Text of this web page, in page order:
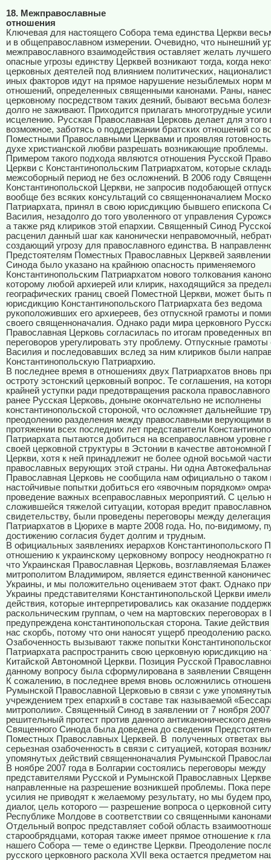
18. Межправославные
отношения
Ключевая для настоящего Собора тема единства Церкви
и в общеправославном измерении. Очевидно, что нынешний
межправославного взаимодействия оставляет желать
опасные угрозы единству Церквей возникают тогда, когда
церковных деятелей под влиянием политических,
иных факторов идут на прямое нарушение незыблемых норм
отношений, определенных священными канонами. Раны,
церковному посредством таких деяний, бывают весьма
долго не заживают. Приходится прилагать многотрудные
исцелению. Русская Православная Церковь делает для этого
возможное, заботясь о поддержании братских отношений со
Поместными Православными Церквами и проявляя
духе христианской любви разрешать возникающие проблемы.
Примером такого подхода являются отношения Русской
Церкви с Константинопольским Патриархатом, которые
межсоборный период не без осложнений. В 2006 году
Константинопольской Церкви, не запросив подобающей
вообще без всяких консультаций со cвященноначалием
Патриархата, принял в свою юрисдикцию бывшего епископа
Василия, незадолго до того уволенного от управления
а также ряд клириков этой епархии. Священный Синод
расценил данный шаг как канонически неправомочный,
создающий угрозу для православного единства. В
Предстоятелям Поместных Православных Церквей
Синода было указано на крайнюю опасность применяемого
Константинопольским Патриархатом нового толкования
которому любой архиерей или клирик, находящийся за
географических границ своей Поместной Церкви, может быть
юрисдикцию Константинопольского Патриархата без ведома
рукоположивших его архиереев, без отпускной грамоты и
своего cвященноначалия. Однако ради мира церковного
Православная Церковь согласилась по итогам проведенных
переговоров урегулировать эту проблему. Отпускные грамоты
Василия и последовавших вслед за ним клириков были
Константинопольскую Патриархию.
В последнее время в отношениях двух Патриархатов вновь
остроту эстонский церковный вопрос. Те соглашения, на
крайней уступки ради предотвращения раскола
ранее Русская Церковь, доныне окончательно не исполнены
константинопольской стороной, что осложняет дальнейшие
преодолению разделения между православными верующими
протяжении всех последних лет представители
Патриархата пытаются добиться на всеправославном уровне
своей церковной структуры в Эстонии в качестве автономной
Церкви, хотя к ней принадлежит не более одной восьмой части
православных верующих этой страны. Ни одна
Православная Церковь не сообщила нам официально о таком
настойчивые попытки добиться его «явочным порядком»
проведение важных всеправославных мероприятий. С целью
сложившейся тяжелой ситуации, которая вредит
свидетельству, были проведены переговоры между
Патриархатов в Цюрихе в марте 2008 года. Но, по-видимому,
достижению согласия будет долгим и трудным.
В официальных заявлениях иерархов Константинопольского
отношению к украинскому церковному вопросу неоднократно
что Украинская Православная Церковь, возглавляемая
митрополитом Владимиром, является единственной
Украины, и мы положительно оцениваем этот факт. Однако
Украины представителями Константинопольской Церкви
действия, которые интерпретировались как оказание
раскольническим группам, о чем на мартовских переговорах
предупреждена константинопольская сторона. Такие
нас скорбь, потому что они наносят ущерб преодолению
Озабоченность вызывают также попытки
Патриархата распространить свою церковную юрисдикцию на
Китайской Автономной Церкви. Позиция Русской
данному вопросу была сформулирована в заявлении
К сожалению, в последнее время вновь осложнились
Румынской Православной Церковью в связи с уже
учреждением трех епархий в составе так называемой
митрополии». Священный Синод в заявлении от 7 ноября
решительный протест против данного антиканонического
Священного Синода была доведена до сведения
Поместных Православных Церквей. В полученных ответах
серьезная озабоченность в связи с ситуацией, которая
упомянутых действий cвященноначалия Румынской
В ноябре 2007 года в Болгарии состоялись переговоры между
представителями Русской и Румынской Православных
направленные на разрешение возникшей проблемы. Пока
усилия не приводят к желаемому результату, но мы будем
диалог, цель которого — разрешение вопроса о церковной
Республике Молдове в соответствии со священными
Отдельный вопрос представляет собой область
старообрядцами, которая также имеет прямое отношение к
нашего Собора — теме о единстве Церкви. Преодоление
русского церковного раскола XVII века остается предметом